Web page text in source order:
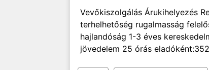
Vevőkiszolgálás Árukihelyezés
terhelhetőség rugalmasság
hajlandóság 1-3 éves
jövedelem 25 órás